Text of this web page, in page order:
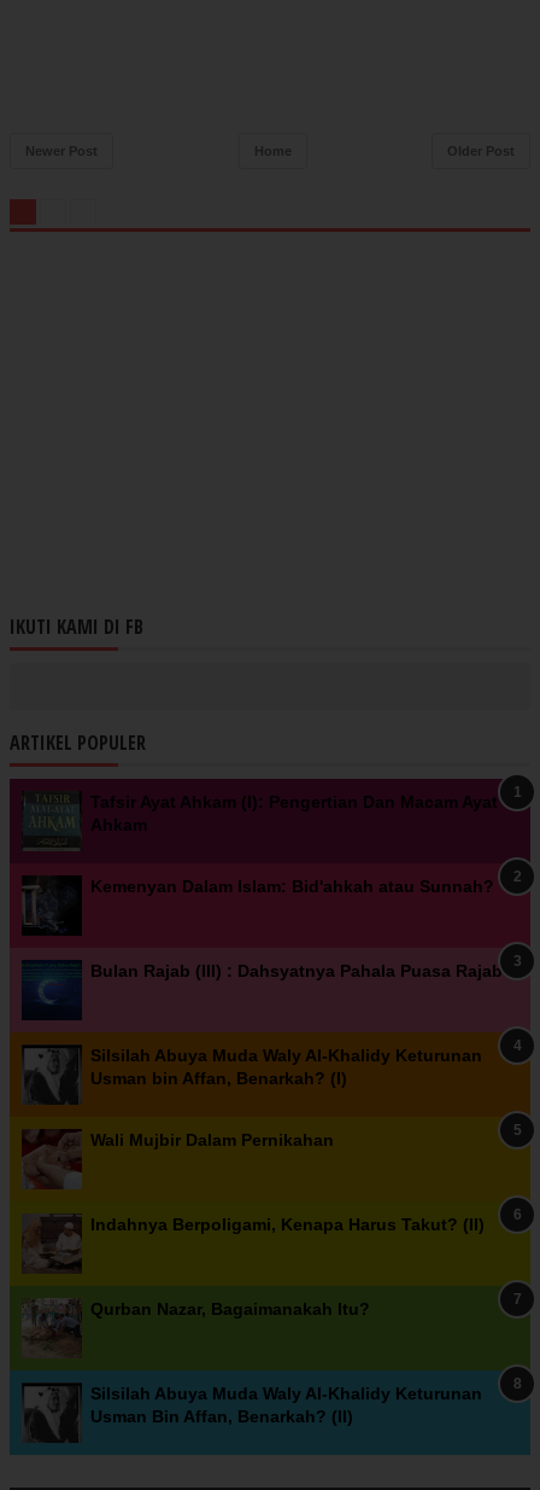
Newer Post Older Post
Home
IKUTI KAMI DI FB
ARTIKEL POPULER
Tafsir Ayat Ahkam (I): Pengertian Dan Macam Ayat
Ahkam
Kemenyan Dalam Islam: Bid'ahkah atau Sunnah?
Bulan Rajab (III) : Dahsyatnya Pahala Puasa Rajab
Silsilah Abuya Muda Waly Al-Khalidy Keturunan
Usman bin Affan, Benarkah? (I)
Wali Mujbir Dalam Pernikahan
Indahnya Berpoligami, Kenapa Harus Takut? (II)
Qurban Nazar, Bagaimanakah Itu?
Silsilah Abuya Muda Waly Al-Khalidy Keturunan
Usman Bin Affan, Benarkah? (II)